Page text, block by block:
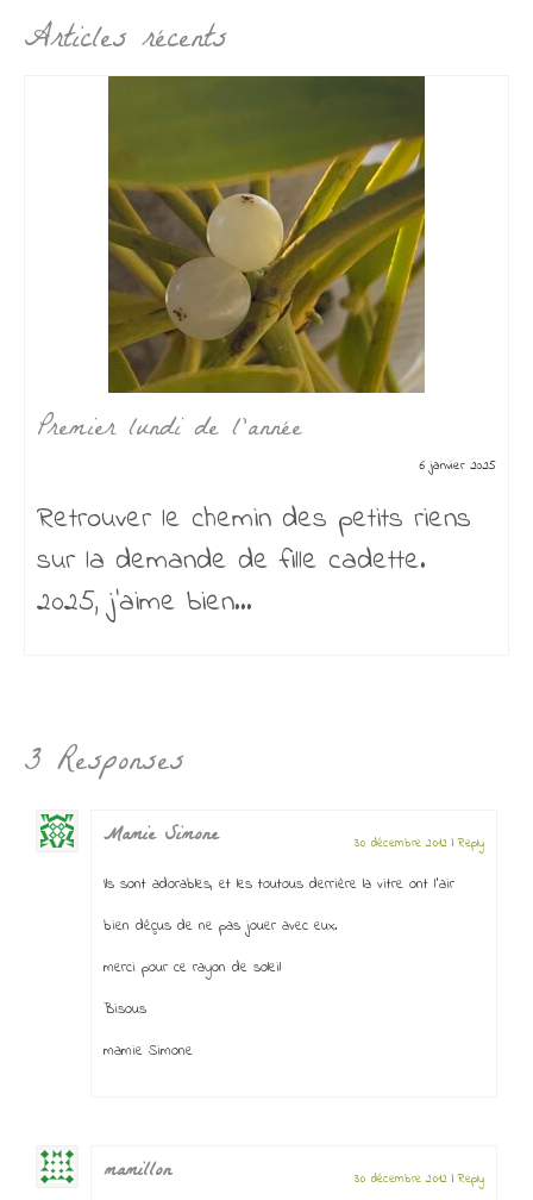
Articles récents
Premier lundi de l’année
6 janvier 2025
Retrouver le chemin des petits riens
sur la demande de fille cadette.
2025, j’aime bien...
3 Responses
Mamie Simone 30 décembre 2012 |Reply
Ils sont adorables, et les toutous derrière la vitre ont l’air
bien déçus de ne pas jouer avec eux.
merci pour ce rayon de soleil
Bisous
mamie Simone
mamillon 30 décembre 2012 |Reply